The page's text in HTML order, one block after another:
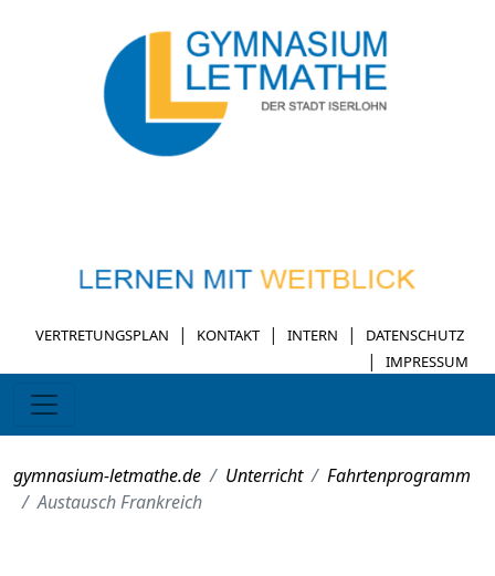
VERTRETUNGSPLAN | KONTAKT | INTERN | DATENSCHUTZ
| IMPRESSUM
gymnasium-letmathe.de Unterricht
Fahrtenprogramm
Austausch Frankreich